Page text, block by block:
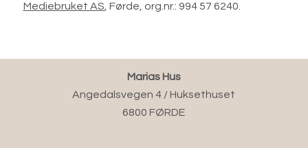
Mediebruket AS , Førde, org.nr.: 994 57 6240.
Marias Hus
Angedalsvegen 4 / Huksethuset
6800 FØRDE